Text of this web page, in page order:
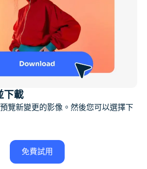
下載
覽新變更的影像。然後您可以選擇下
免費試用